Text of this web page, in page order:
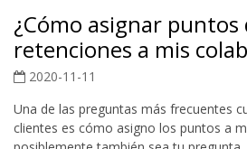
¿Cómo asignar puntos
retenciones a mis
2020-11-11
Una de las preguntas más frecuentes
clientes es cómo asigno los puntos a